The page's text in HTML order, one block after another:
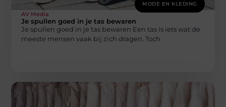
MODE EN KLEDING
AV Media
Je spullen goed in je tas bewaren
Je spullen goed in je tas bewaren Een tas is iets wat de
meeste mensen vaak bij zich dragen. Toch